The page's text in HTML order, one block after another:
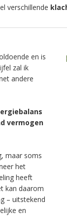
verschillende
en is
zal ik
andere
vermogen
maar soms
het
heeft
kan daarom
– uitstekend
en